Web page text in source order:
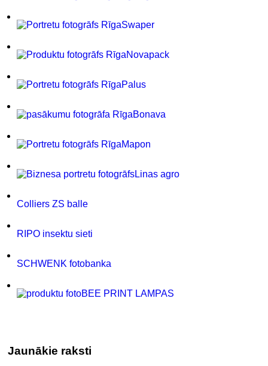
Swaper
Novapack
Palus
Bonava
Mapon
Linas agro
Colliers ZS balle
RIPO insektu sieti
SCHWENK fotobanka
BEE PRINT LAMPAS
Jaunākie raksti